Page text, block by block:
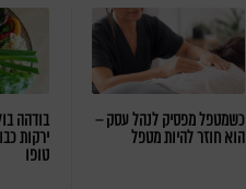
כשמטפל מפסיק לנהל עסק –
הוא חוזר להיות מטפל
בודהה
ירקות
טופו